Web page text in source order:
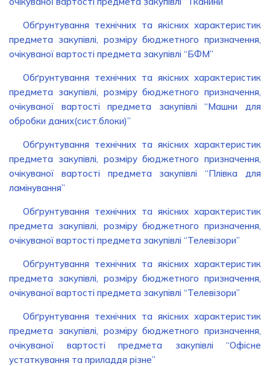
Обґрунтування технічних та якісних характеристик
предмета закупівлі, розміру бюджетного призначення,
очікуваної вартості предмета закупівлі “БФМ”
Обґрунтування технічних та якісних характеристик
предмета закупівлі, розміру бюджетного призначення,
очікуваної вартості предмета закупівлі “Машни для
обробки даних(сист.блоки)”
Обґрунтування технічних та якісних характеристик
предмета закупівлі, розміру бюджетного призначення,
очікуваної вартості предмета закупівлі “Плівка для
ламінування”
Обґрунтування технічних та якісних характеристик
предмета закупівлі, розміру бюджетного призначення,
очікуваної вартості предмета закупівлі “Телевізори”
Обґрунтування технічних та якісних характеристик
предмета закупівлі, розміру бюджетного призначення,
очікуваної вартості предмета закупівлі “Телевізори”
Обґрунтування технічних та якісних характеристик
предмета закупівлі, розміру бюджетного призначення,
очікуваної вартості предмета закупівлі “Офісне
устаткування та приладдя різне”